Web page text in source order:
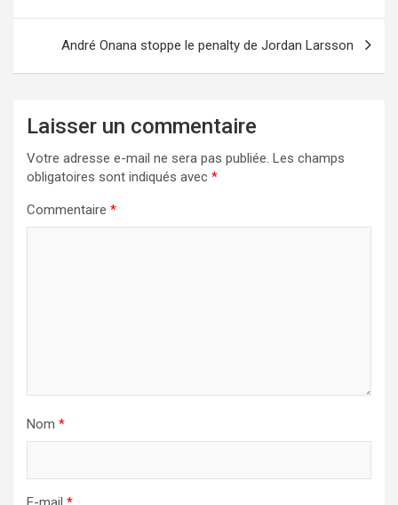
l’article
André Onana stoppe le penalty de Jordan Larsson
Laisser un commentaire
Votre adresse e-mail ne sera pas publiée. Les champs
obligatoires sont indiqués avec *
Commentaire *
Nom *